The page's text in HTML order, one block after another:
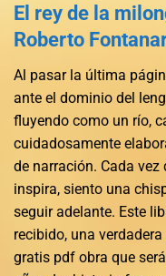
El rey de la
Roberto
Al pasar la última
ante el dominio del
fluyendo como un río,
cuidadosamente
de narración. Cada
inspira, siento una
seguir adelante. Este
recibido, una
gratis pdf obra que